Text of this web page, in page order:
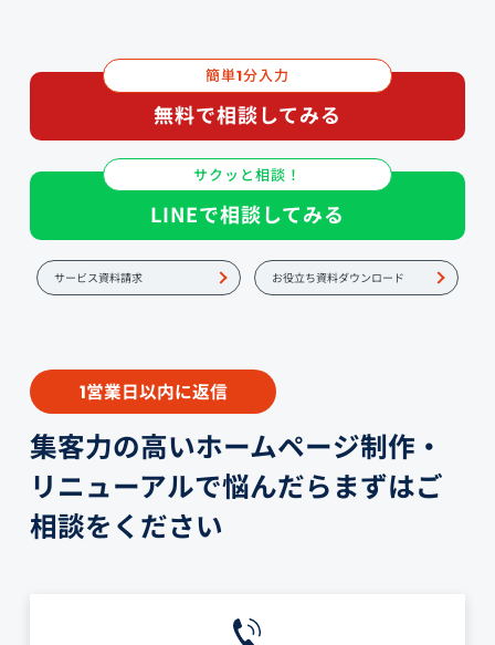
簡単1分入力
無料で相談してみる
サクッと相談！
LINEで相談してみる
サービス資料請求 お役立ち資料ダウンロード
1営業日以内に返信
集客力の高いホームページ制作・
リニューアルで悩んだらまずはご
相談をください